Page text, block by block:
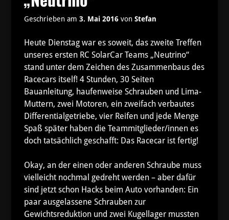
Geschrieben am 3. Mai 2016von Stefan
Heute Dienstag war es soweit, das zweite Treffen
unseres ersten RC SolarCar Teams „Neutrino“
stand unter dem Zeichen des Zusammenbaus des
Racecars itself! 4 Stunden, 30 Seiten
Bauanleitung, haufenweise Schrauben und Lima-
Muttern, zwei Motoren, ein zweifach verbautes
Differentialgetriebe, vier Reifen und jede Menge
Spaß später haben die Teammitglieder/innen es
doch tatsächlich geschafft: Das Racecar ist fertig!
Okay, an der einen oder anderen Schraube muss
vielleicht nochmal gedreht werden – aber dafür
sind jetzt schon Hacks beim Auto vorhanden: Ein
paar ausgelassene Schrauben zur
Gewichtsreduktion und zwei Kugellager mussten